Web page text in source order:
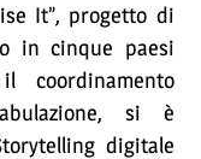
It”, progetto di
in cinque paesi
coordinamento
si è
digitale